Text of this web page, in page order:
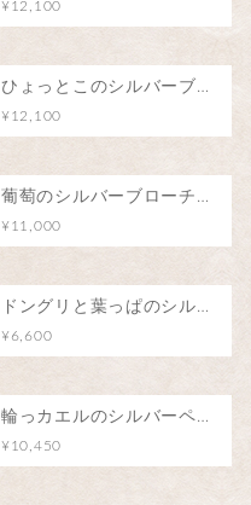
¥12,100
ひょっとこのシルバーブローチ（ピンバッジ）
¥12,100
葡萄のシルバーブローチ（ピンバッジ）
¥11,000
ドングリと葉っぱのシルバーブローチ（ピンバッジ）
¥6,600
輪っカエルのシルバーペンダント
¥10,450